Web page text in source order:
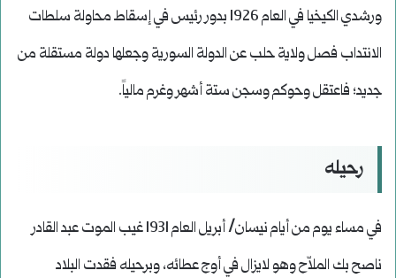
ورشدي الكيخيا في العام 1926 بدور رئيس في إسقاط محاولة سلطات
الانتداب فصل ولاية حلب عن الدولة السورية وجعلها دولة مستقلة من
جديد؛ فاعتقل وحوكم وسجن ستة أشهر وغرم مالياً.
رحيله
في مساء يوم من أيام نيسان/ أبريل العام 1931 غيب الموت عبد القادر
ناصح بك الملاّح وهو لايزال في أوج عطائه، وبرحيله فقدت البلاد